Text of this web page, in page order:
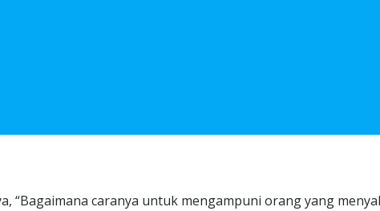
“Bagaimana caranya untuk mengampuni orang yang